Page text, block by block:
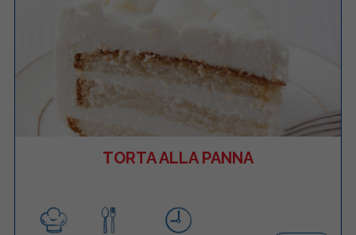
TORTA ALLA PANNA